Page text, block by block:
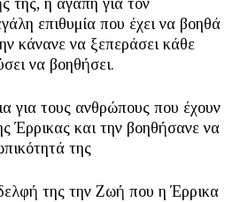
της, η αγάπη για τον
επιθυμία που έχει να βοηθά
κάνανε να ξεπεράσει κάθε
να βοηθήσει.
για τους ανθρώπους που έχουν
Έρρικας και την βοηθήσανε να
της
της την Ζωή που η Έρρικα